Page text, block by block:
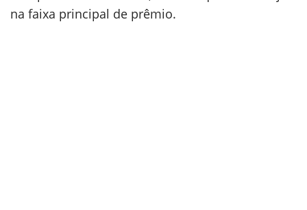
na faixa principal de prêmio.